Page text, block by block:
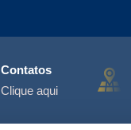
Contatos
Clique aqui